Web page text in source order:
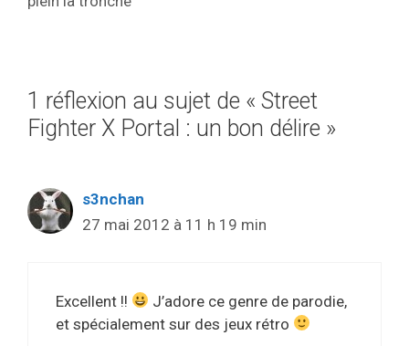
1 réflexion au sujet de « Street
Fighter X Portal : un bon délire »
s3nchan
27 mai 2012 à 11 h 19 min
Excellent !!
J’adore ce genre de parodie,
et spécialement sur des jeux rétro